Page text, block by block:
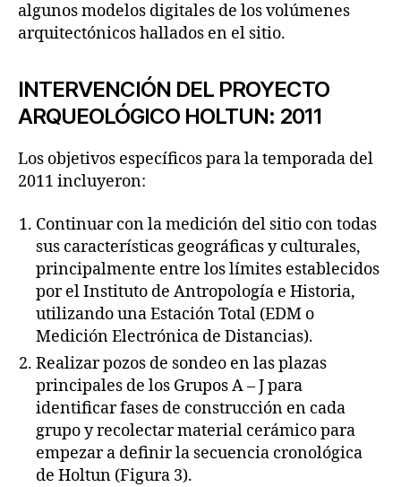
algunos modelos digitales de los volúmenes
arquitectónicos hallados en el sitio.
INTERVENCIÓN DEL PROYECTO
ARQUEOLÓGICO HOLTUN: 2011
Los objetivos específicos para la temporada del
2011 incluyeron:
Continuar con la medición del sitio con todas
sus características geográficas y culturales,
principalmente entre los límites establecidos
por el Instituto de Antropología e Historia,
utilizando una Estación Total (EDM o
Medición Electrónica de Distancias).
Realizar pozos de sondeo en las plazas
principales de los Grupos A – J para
identificar fases de construcción en cada
grupo y recolectar material cerámico para
empezar a definir la secuencia cronológica
de Holtun (Figura 3).